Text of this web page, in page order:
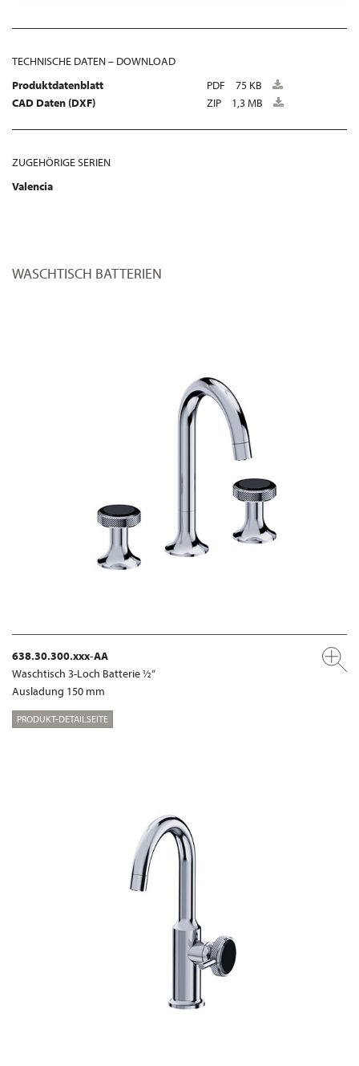
TECHNISCHE DATEN – DOWNLOAD
Produktdatenblatt
PDF
75 KB
CAD Daten (DXF)
ZIP 1,3 MB
ZUGEHÖRIGE SERIEN
Valencia
WASCHTISCH BATTERIEN
638.30.300.xxx-AA
Waschtisch 3-Loch Batterie ½“
Ausladung 150 mm
PRODUKT-DETAILSEITE